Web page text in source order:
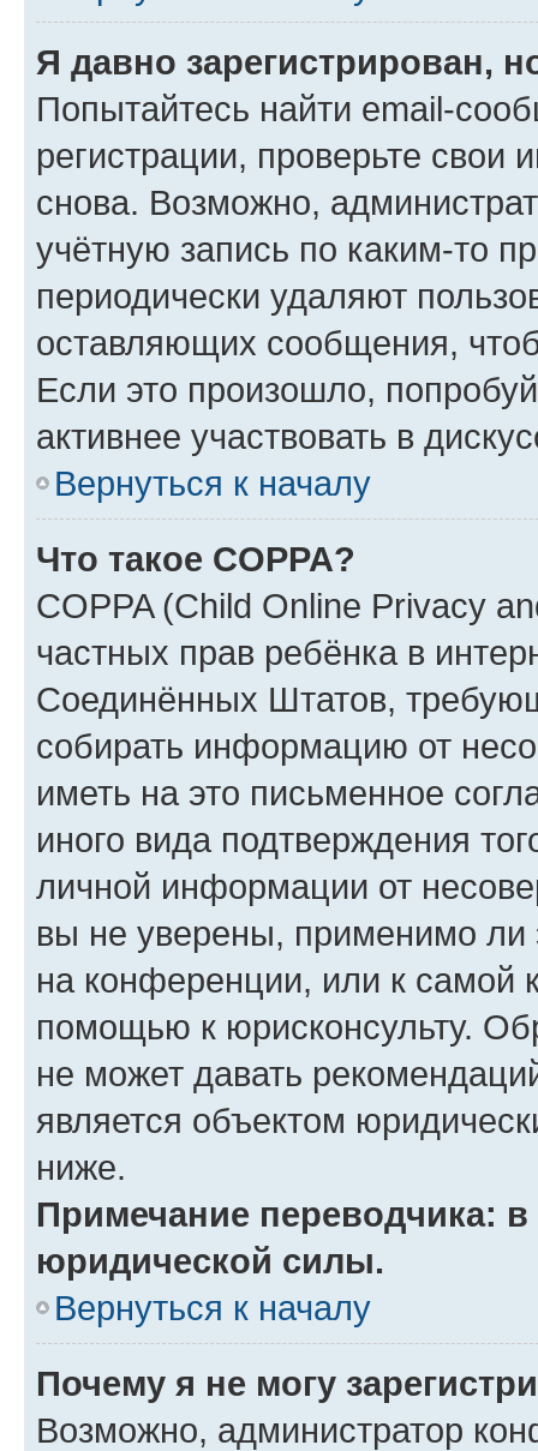
Я давно зарегистрирован,
Попытайтесь найти email-
регистрации, проверьте свои
снова. Возможно,
учётную запись по каким-то
периодически удаляют
оставляющих сообщения,
Если это произошло,
активнее участвовать в
Вернуться к началу
Что такое COPPA?
COPPA (Child Online Privacy
частных прав ребёнка в
Соединённых Штатов,
собирать информацию от
иметь на это письменное
иного вида подтверждения
личной информации от
вы не уверены, применимо ли
на конференции, или к самой
помощью к юрисконсульту.
не может давать
является объектом
ниже.
Примечание переводчика:
юридической силы.
Вернуться к началу
Почему я не могу
Возможно, администратор